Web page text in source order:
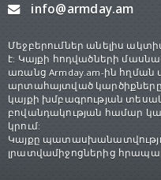
info@armday.am
Մեջբերումներ անելիս
է: Կայքի հոդվածների
առանց Armday.am-ին հղման
արտահայտված
կայքի խմբագրության
բովանդակության համար
կրում:
Կայքը
լրատվամիջոցներից